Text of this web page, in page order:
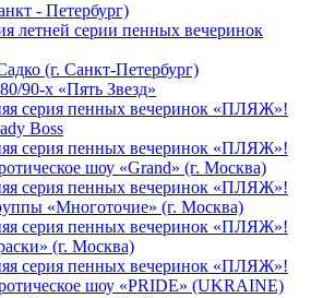
- Петербург)
летней серии пенных вечеринок
(г. Санкт-Петербург)
90-х «Пять Звезд»
серия пенных вечеринок «ПЛЯЖ»!
Boss
серия пенных вечеринок «ПЛЯЖ»!
шоу «Grand» (г. Москва)
серия пенных вечеринок «ПЛЯЖ»!
«Многоточие» (г. Москва)
серия пенных вечеринок «ПЛЯЖ»!
(г. Москва)
серия пенных вечеринок «ПЛЯЖ»!
шоу «PRIDE» (UKRAINE)